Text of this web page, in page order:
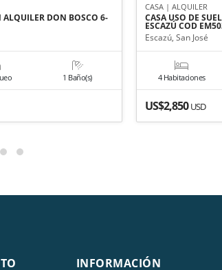
DON BOSCO 6-
1 Baño(s)
CASA | ALQUILER
CASA USO DE
ESCAZÚ COD
Escazú, San José
4 Habitaciones
US$2,850USD
INFORMACIÓN